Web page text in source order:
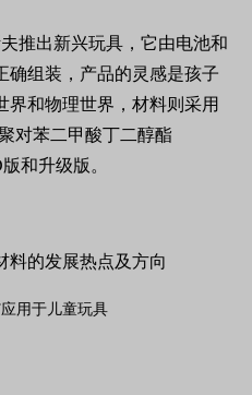
推出新兴玩具，它由电池和
确组装，产品的灵感是孩子
界和物理世界，材料则采用
对苯二甲酸丁二醇酯
和升级版。
用于儿童玩具